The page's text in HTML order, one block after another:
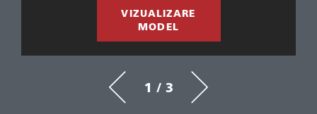
VIZUALIZARE
MODEL
1 / 3